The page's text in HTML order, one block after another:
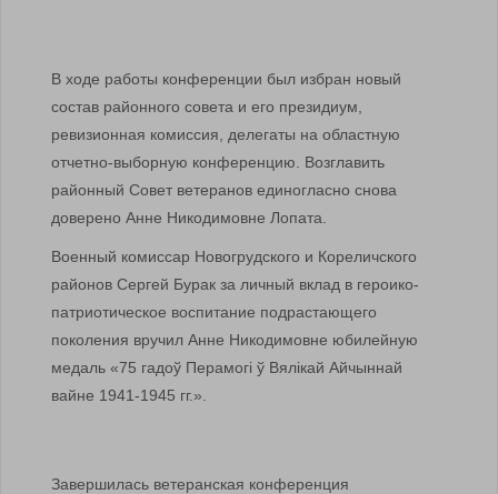
В ходе работы конференции был избран новый
состав районного совета и его президиум,
ревизионная комиссия, делегаты на областную
отчетно-выборную конференцию. Возглавить
районный Совет ветеранов единогласно снова
доверено Анне Никодимовне Лопата.
Военный комиссар Новогрудского и Кореличского
районов Сергей Бурак за личный вклад в героико-
патриотическое воспитание подрастающего
поколения вручил Анне Никодимовне юбилейную
медаль «75 гадоў Перамогі ў Вялікай Айчыннай
вайне 1941-1945 гг.».
Завершилась ветеранская конференция